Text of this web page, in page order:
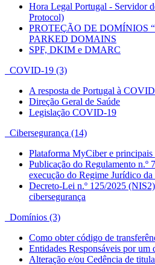
Hora Legal Portugal - Servidor
Protocol)
PROTEÇÃO DE DOMÍNIOS
PARKED DOMAINS
SPF, DKIM e DMARC
COVID-19 (3)
A resposta de Portugal à
Direção Geral de Saúde
Legislação COVID-19
Cibersegurança (14)
Plataforma MyCiber e principais
Publicação do Regulamento
execução do Regime Jurídico da
Decreto-Lei n.º 125/2025
cibersegurança
Domínios (3)
Como obter código de
Entidades Responsáveis por um
Alteração e/ou Cedência de